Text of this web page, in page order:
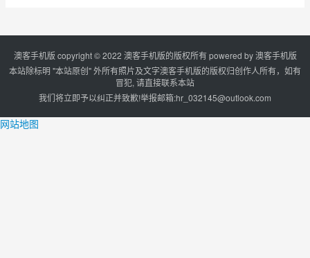
澳客手机版 copyright © 2022 澳客手机版的版权所有 powered by澳客手机版
本站除标明 "本站原创" 外所有照片及文字澳客手机版的版权归创作人所有，如有
冒犯, 请直接联系本站
我们将立即予以纠正并致歉!举报邮箱:hr_032145@outlook.com
网站地图